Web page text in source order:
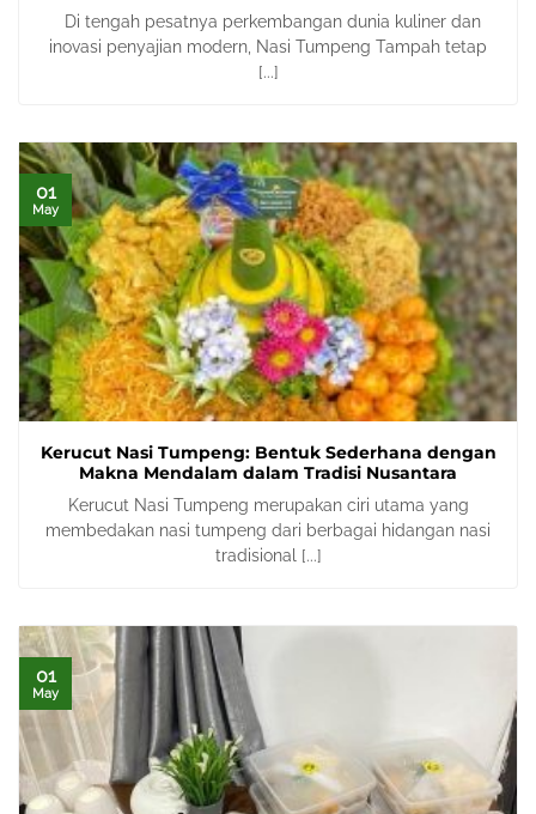
Di tengah pesatnya perkembangan dunia kuliner dan
inovasi penyajian modern, Nasi Tumpeng Tampah tetap
[...]
Kerucut Nasi Tumpeng: Bentuk Sederhana dengan
Makna Mendalam dalam Tradisi Nusantara
Kerucut Nasi Tumpeng merupakan ciri utama yang
membedakan nasi tumpeng dari berbagai hidangan nasi
tradisional [...]
01
May
01
May